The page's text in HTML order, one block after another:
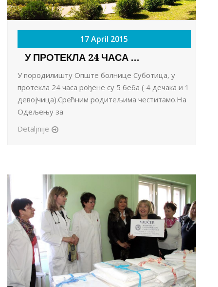
17 April 2015
У ПРОТЕКЛА 24 ЧАСА ...
У породилишту Опште болнице Суботица, у
протекла 24 часа рођене су 5 беба ( 4 дечака и 1
девојчица).Срећним родитељима честитамо.На
Одељењу за
Detaljnije